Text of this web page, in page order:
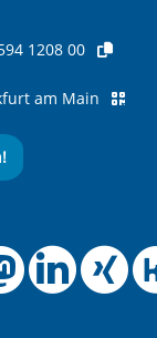
1208 00
am Main